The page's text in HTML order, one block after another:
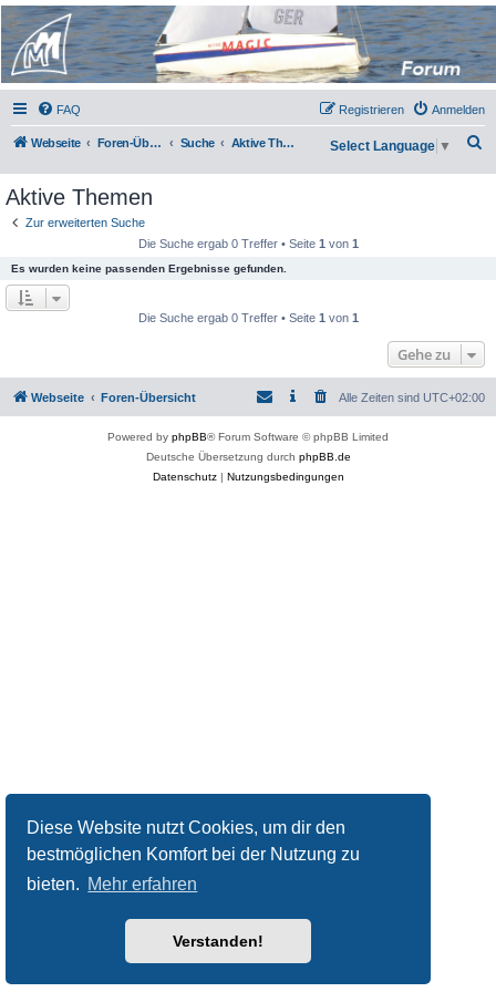
Diese Website nutzt Cookies, um dir den
bestmöglichen Komfort bei der Nutzung zu
bieten. Mehr erfahren
Verstanden!
Micro Magic Forum
Deutschland
FAQ Anmelden
Registrieren
Webseite Foren-Übersicht Suche Aktive Themen Select Language ▼
Aktive Themen
Zur erweiterten Suche
Die Suche ergab 0 Treffer • Seite 1 von 1
Es wurden keine passenden Ergebnisse gefunden.
Die Suche ergab 0 Treffer • Seite 1 von 1
Gehe zu
Webseite Foren-Übersicht Alle Zeiten sind UTC+02:00
Powered by phpBB® Forum Software © phpBB Limited
Deutsche Übersetzung durch phpBB.de
Datenschutz| Nutzungsbedingungen